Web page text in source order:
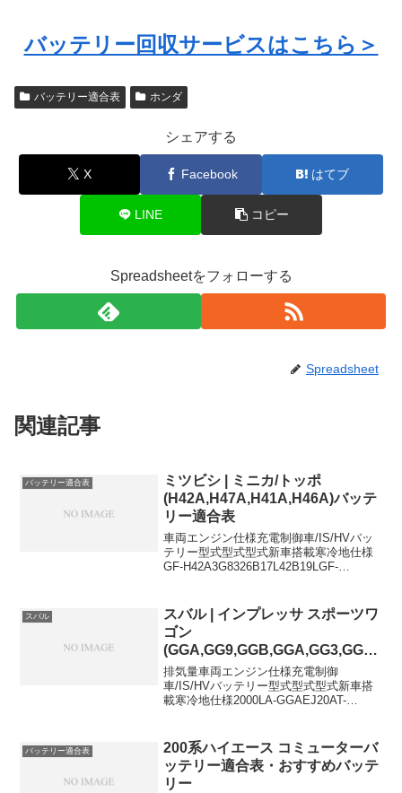
バッテリー回収サービスはこちら＞
バッテリー適合表 ホンダ
シェアする
X Facebook はてブ
LINE コピー
Spreadsheetをフォローする
Spreadsheet
関連記事
バッテリー適合表
ミツビシ | ミニカ/トッポ
(H42A,H47A,H41A,H46A)バッテ
リー適合表
車両エンジン仕様充電制御車/IS/HVバッ
テリー型式型式型式新車搭載寒冷地仕様
GF-H42A3G8326B17L42B19LGF-
H46A4A302...
スバル
スバル | インプレッサ スポーツワ
ゴン
(GGA,GG9,GGB,GGA,GG3,GG2)
バッテリー適合表
排気量車両エンジン仕様充電制御
車/IS/HVバッテリー型式型式型式新車搭
載寒冷地仕様2000LA-GGAEJ20AT-
バッテリー適合表
200系ハイエース コミューターバ
ッテリー適合表・おすすめバッテ
リー